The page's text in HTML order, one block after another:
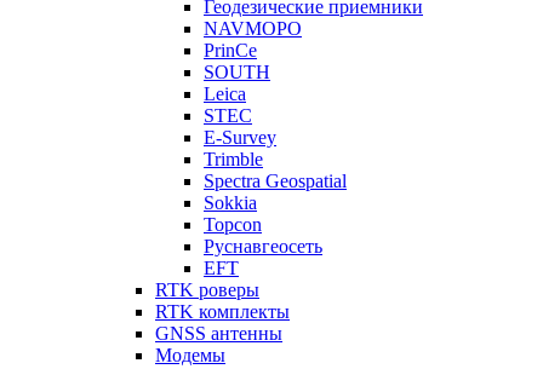
Геодезические приемники
NAVMOPO
PrinCe
SOUTH
Leica
STEC
E-Survey
Trimble
Spectra Geospatial
Sokkia
Topcon
Руснавгеосеть
EFT
RTK роверы
RTK комплекты
GNSS антенны
Модемы